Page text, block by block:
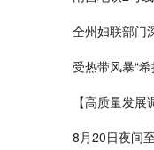
全州妇联部门
受热带风暴“
【高质量发
8月20日夜间